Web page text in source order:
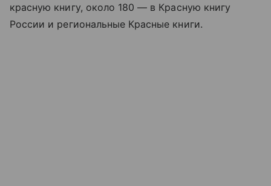
красную книгу, около 180 — в Красную книгу
России и региональные Красные книги.